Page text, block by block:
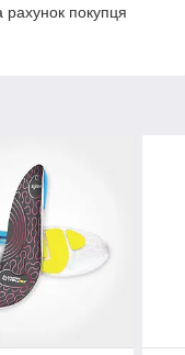
рахунок покупця